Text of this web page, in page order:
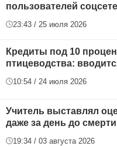
пользователей
23:43 / 25 июля 2026
Кредиты под 10
птицеводства:
10:54 / 24 июля 2026
Учитель выставлял
даже за день до смерти
19:34 / 03 августа 2026